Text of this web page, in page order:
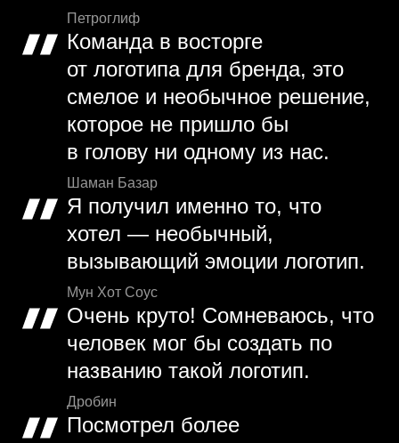
Петроглиф
Команда в восторге
от логотипа для бренда, это
смелое и необычное решение,
которое не пришло бы
в голову ни одному из нас.
Шаман Базар
Я получил именно то, что
хотел — необычный,
вызывающий эмоции логотип.
Мун Хот Соус
Очень круто! Сомневаюсь, что
человек мог бы создать по
названию такой логотип.
Дробин
Посмотрел более